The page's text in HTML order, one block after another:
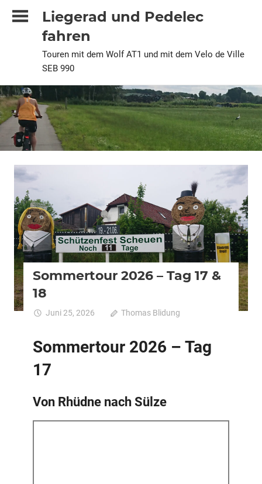
Inhalt
Liegerad und Pedelec
fahren
Touren mit dem Wolf AT1 und mit dem Velo de Ville
SEB 990
2026 Urlaubstour
Sommertour 2026 – Tag 17 &
18
Juni 25, 2026 Thomas Blidung
Kommentare
Sommertour 2026 – Tag
17
Von Rhüdne nach Sülze